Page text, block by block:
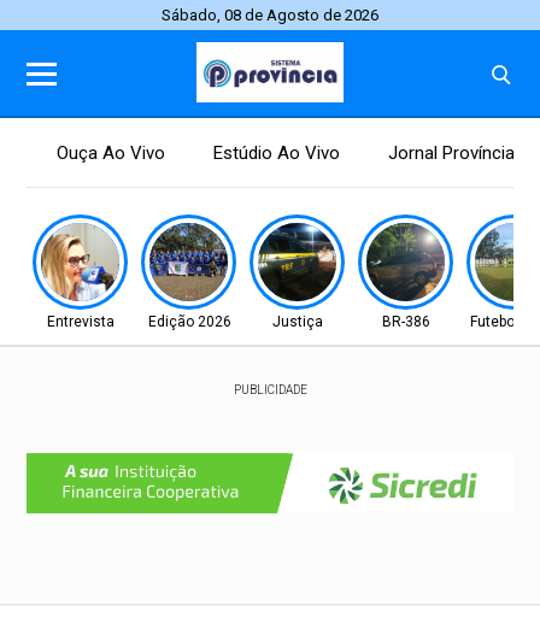
Sábado, 08 de Agosto de 2026
Ouça Ao Vivo Estúdio Ao Vivo Jornal Província
Entrevista Edição 2026 Justiça BR-386 Futebol
PUBLICIDADE